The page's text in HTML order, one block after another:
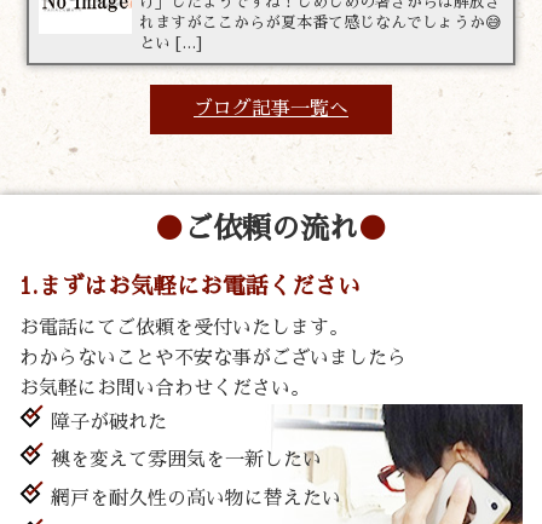
れますがここからが夏本番て感じなんでしょうか😅
とい […]
ブログ記事一覧へ
ご依頼の流れ
1.まずはお気軽にお電話ください
お電話にてご依頼を受付いたします。
わからないことや不安な事がございましたら
お気軽にお問い合わせください。
障子が破れた
襖を変えて雰囲気を一新したい
網戸を耐久性の高い物に替えたい